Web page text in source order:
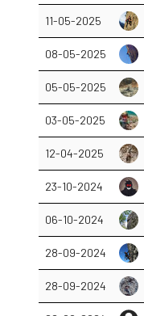
11-05-2025
08-05-2025
05-05-2025
03-05-2025
12-04-2025
23-10-2024
06-10-2024
28-09-2024
28-09-2024